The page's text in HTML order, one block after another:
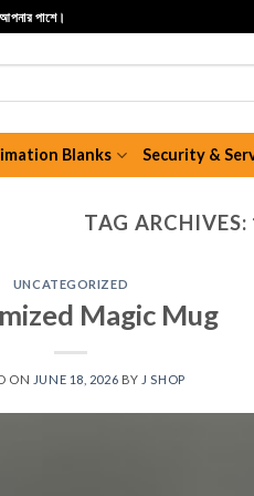
পাশে।
Blanks Security &
TAG ARCHIVES:
UNCATEGORIZED
Magic Mug
ON JUNE 18, 2026 BY J SHOP